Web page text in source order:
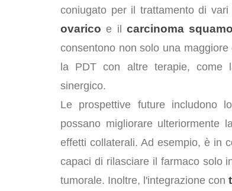
coniugato per il trattamento di
ovarico e ilcarcinoma
consentono non solo una
la PDT con altre terapie, come
sinergico.
Le prospettive future includono
possano migliorare ulteriormente
effetti collaterali. Ad esempio, è in
capaci di rilasciare il farmaco solo
tumorale. Inoltre, l'integrazione con